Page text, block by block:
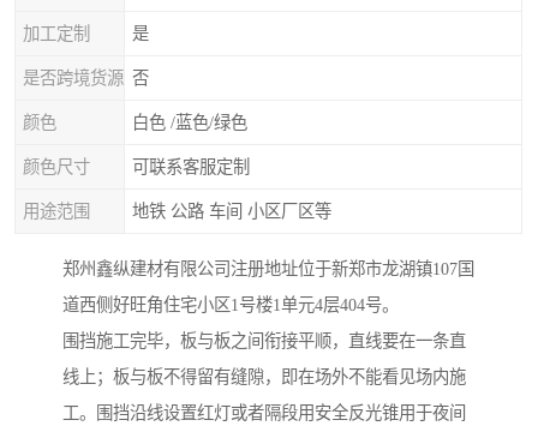
加工定制 是
是否跨境货源 否
颜色 白色 /蓝色/绿色
颜色尺寸 可联系客服定制
用途范围 地铁 公路 车间 小区厂区等
郑州鑫纵建材有限公司注册地址位于新郑市龙湖镇107国
道西侧好旺角住宅小区1号楼1单元4层404号。
围挡施工完毕，板与板之间衔接平顺，直线要在一条直
线上；板与板不得留有缝隙，即在场外不能看见场内施
工。围挡沿线设置红灯或者隔段用安全反光锥用于夜间